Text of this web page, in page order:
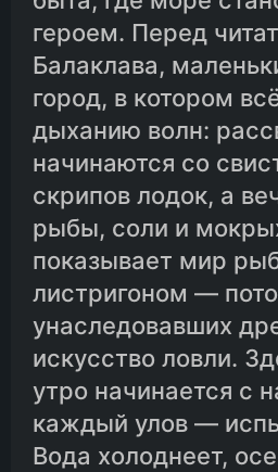
героем. Перед
Балаклава,
город, в котором
дыханию волн:
начинаются со
скрипов лодок, а
рыбы, соли и
показывает мир
листригоном —
унаследовавших
искусство ловли.
утро начинается с
каждый улов —
Вода холоднеет,